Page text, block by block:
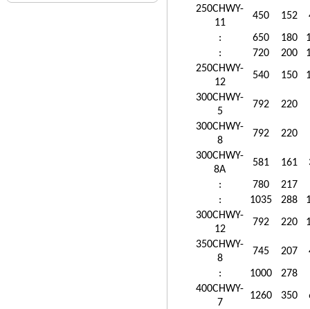
250CHWY-
11
450 152
:
650 180
:
720 200
250CHWY-
12
540 150
300CHWY-
5
792
220
300CHWY-
8
792
220
300CHWY-
8A
581 161
:
780
217
:
1035 288
300CHWY-
12
792 220
350CHWY-
8
745 207
:
1000
278
400CHWY-
7
1260 350